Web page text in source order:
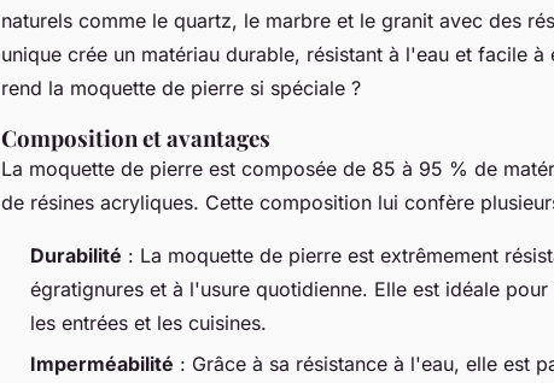
naturels comme le quartz, le marbre et le granit avec des
unique crée un matériau durable, résistant à l'eau et facile
rend la moquette de pierre si spéciale ?
Composition et avantages
La moquette de pierre est composée de 85 à 95 % de
de résines acryliques. Cette composition lui confère
Durabilité : La moquette de pierre est extrêmement
égratignures et à l'usure quotidienne. Elle est idéale
les entrées et les cuisines.
Imperméabilité : Grâce à sa résistance à l'eau, elle est